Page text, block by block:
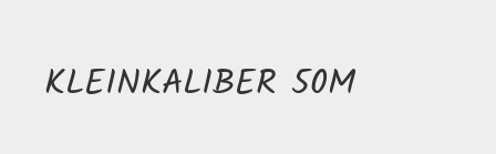
KLEINKALIBER 50M